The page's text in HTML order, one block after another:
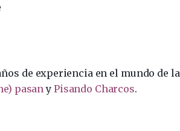
de experiencia en el mundo de la
pasan yPisando Charcos.